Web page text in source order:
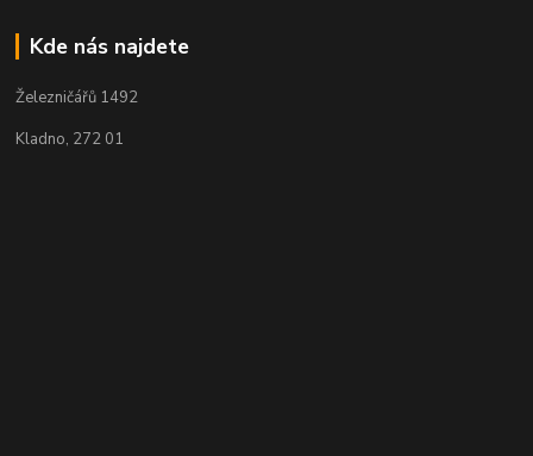
Kde nás najdete
Železničářů 1492
Kladno, 272 01